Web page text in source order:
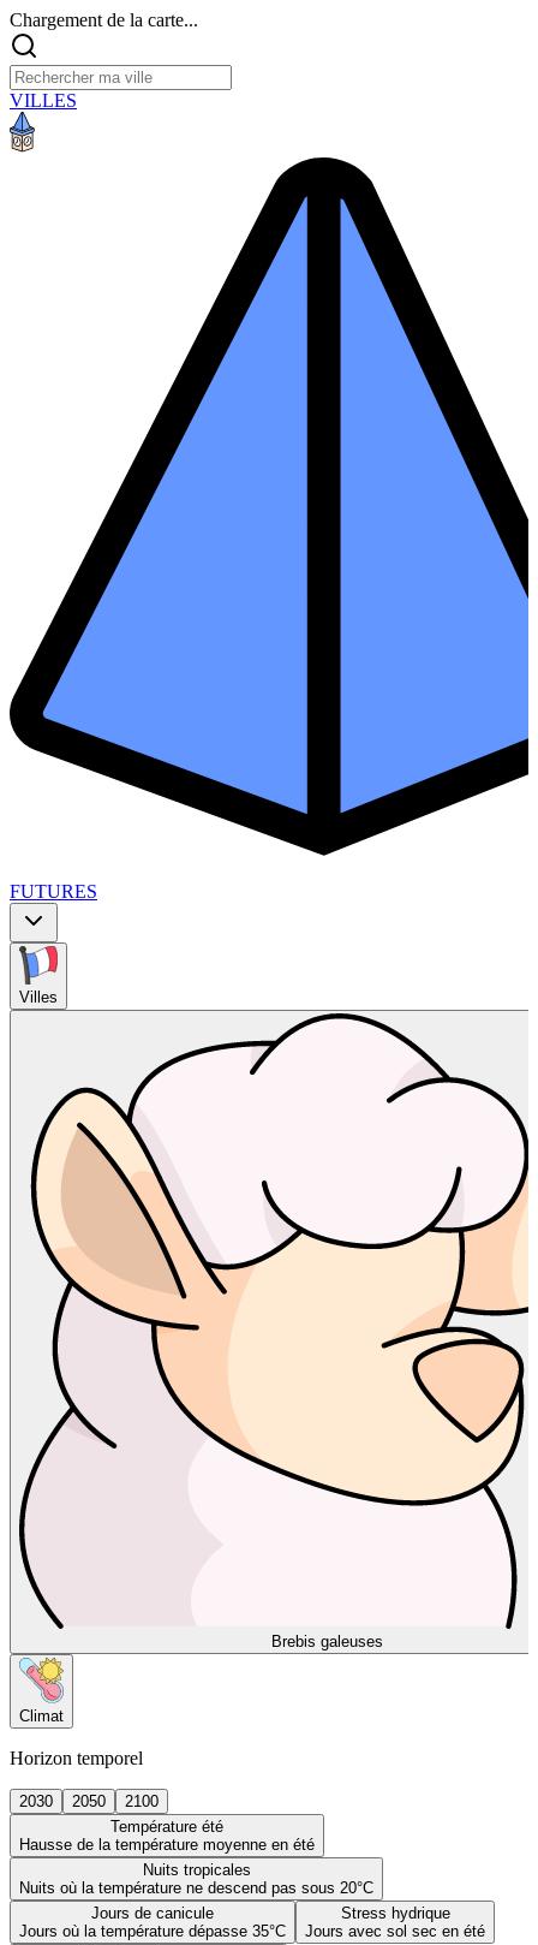
Chargement de la carte...
VILLES
FUTURES
Villes
Brebis galeuses
Climat
Horizon temporel
2030 2050
2100
Température été
Hausse de la température moyenne en été
Nuits tropicales
Nuits où la température ne descend pas sous 20°C
Jours de canicule
Jours où la température dépasse 35°C
Stress hydrique
Jours avec sol sec en été